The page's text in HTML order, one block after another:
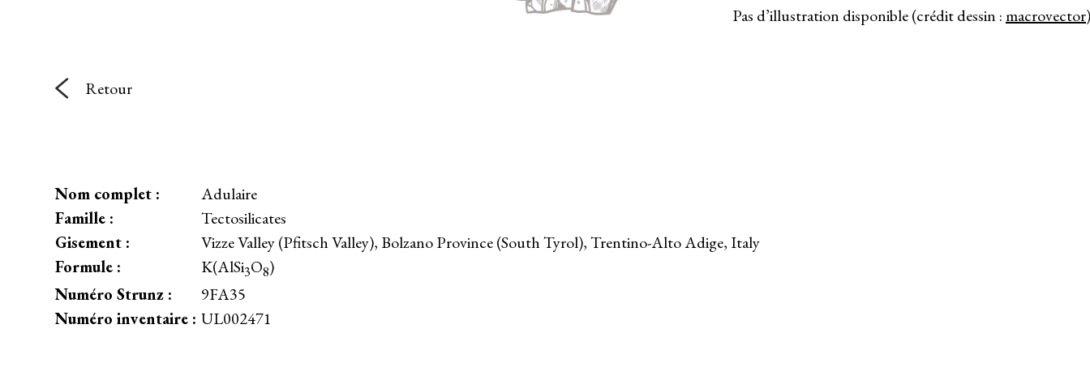
Pas d’illustration disponible (crédit dessin :macrovector)
Retour
Nom complet :
Adulaire
Famille :
Tectosilicates
Gisement :
Vizze Valley (Pfitsch Valley), Bolzano Province (South Tyrol), Trentino-Alto Adige, Italy
Formule :
K(AlSi3O8)
Numéro Strunz :
9FA35
Numéro inventaire : UL002471